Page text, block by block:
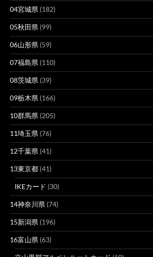
04宮城県 (182)
05秋田県 (99)
06山形県 (59)
07福島県 (110)
08茨城県 (39)
09栃木県 (166)
10群馬県 (205)
11埼玉県 (76)
12千葉県 (41)
13東京都 (41)
IKEカード (30)
14神奈川県 (74)
15新潟県 (196)
16富山県 (63)